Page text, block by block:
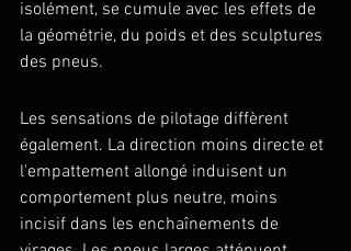
isolément, se cumule avec les effets de
la géométrie, du poids et des sculptures
des pneus.
Les sensations de pilotage diffèrent
également. La direction moins directe et
l'empattement allongé induisent un
comportement plus neutre, moins
incisif dans les enchaînements de